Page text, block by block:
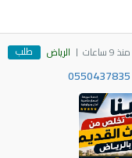
منذ 9 ساعات الرياض طلب